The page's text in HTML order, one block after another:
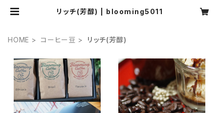
リッチ(芳醇) | blooming5011
HOME コーヒー豆 リッチ(芳醇)